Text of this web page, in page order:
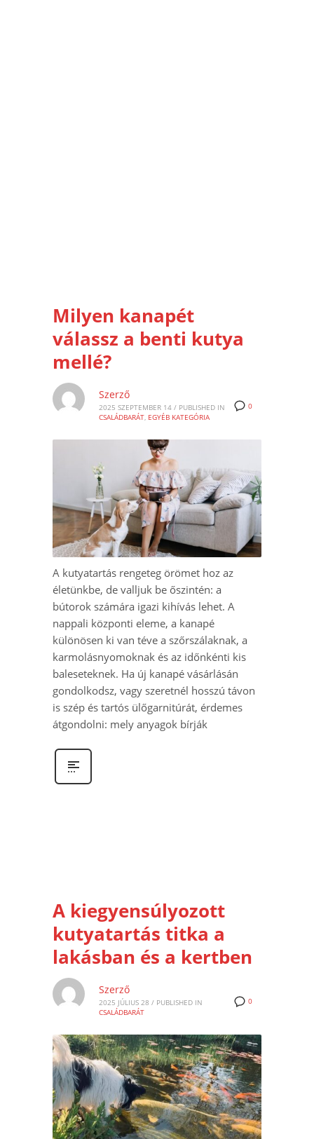
Milyen kanapét
válassz a benti kutya
mellé?
0
Szerző
2025 SZEPTEMBER 14 / PUBLISHED IN
CSALÁDBARÁT, EGYÉB KATEGÓRIA
A kutyatartás rengeteg örömet hoz az
életünkbe, de valljuk be őszintén: a
bútorok számára igazi kihívás lehet. A
nappali központi eleme, a kanapé
különösen ki van téve a szőrszálaknak, a
karmolásnyomoknak és az időnkénti kis
baleseteknek. Ha új kanapé vásárlásán
gondolkodsz, vagy szeretnél hosszú távon
is szép és tartós ülőgarnitúrát, érdemes
átgondolni: mely anyagok bírják
A kiegyensúlyozott
kutyatartás titka a
lakásban és a kertben
0
Szerző
2025 JÚLIUS 28 / PUBLISHED IN
CSALÁDBARÁT